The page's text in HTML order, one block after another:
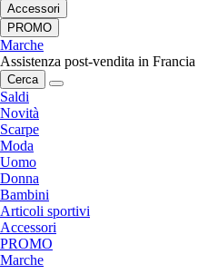
Accessori
PROMO
Marche
Assistenza post-vendita in Francia
Cerca
Saldi
Novità
Scarpe
Moda
Uomo
Donna
Bambini
Articoli sportivi
Accessori
PROMO
Marche